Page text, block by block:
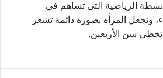
الرياضية التي تساهم في
وتجعل المرأة بصورة دائمة تشعر
سن الأربعين.